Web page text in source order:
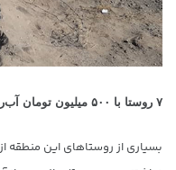
۷ روستا با ۵۰۰ میلیون تومان آب‌رسانی شد
بسیاری از روستاهای این منطقه